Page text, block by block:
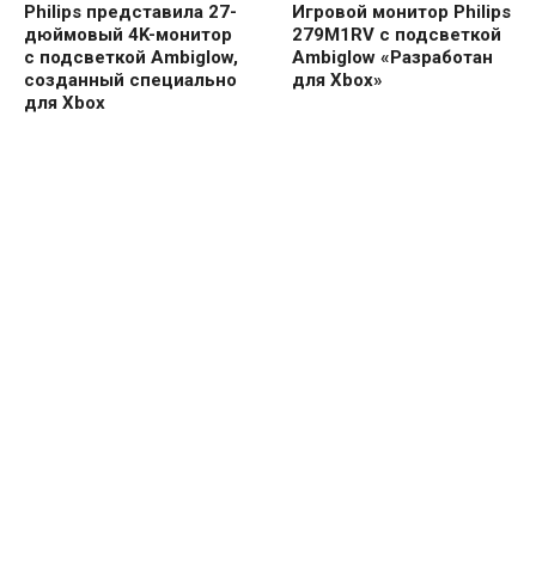
Philips представила 27-
дюймовый 4K-монитор
с подсветкой Ambiglow,
созданный специально
для Xbox
Игровой монитор Philips
279M1RV с подсветкой
Ambiglow «Разработан
для Xbox»